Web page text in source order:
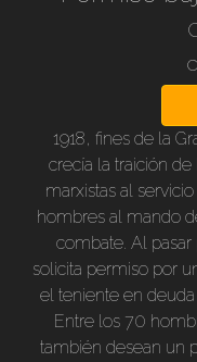
108min. audio en
1918, fines de la
crecía la traición
marxistas al
hombres al mando
combate. Al
solicita permiso por
el teniente en
Entre los 70
también desean un